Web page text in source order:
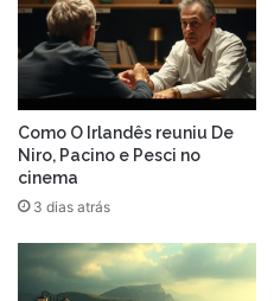
Como O Irlandês reuniu De
Niro, Pacino e Pesci no
cinema
3 dias atrás